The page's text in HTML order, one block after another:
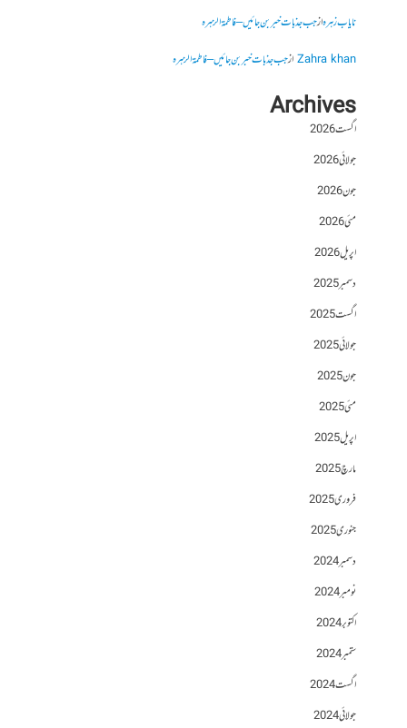
نایاب زہرہازجب جذبات خبر بن جائیں – فاطمۃالزہرہ
Zahra khanازجب جذبات خبر بن جائیں – فاطمۃالزہرہ
Archives
اگست 2026
جولائی 2026
جون 2026
مئی 2026
اپریل 2026
دسمبر 2025
اگست 2025
جولائی 2025
جون 2025
مئی 2025
اپریل 2025
مارچ 2025
فروری 2025
جنوری 2025
دسمبر 2024
نومبر 2024
اکتوبر 2024
ستمبر 2024
اگست 2024
جولائی 2024